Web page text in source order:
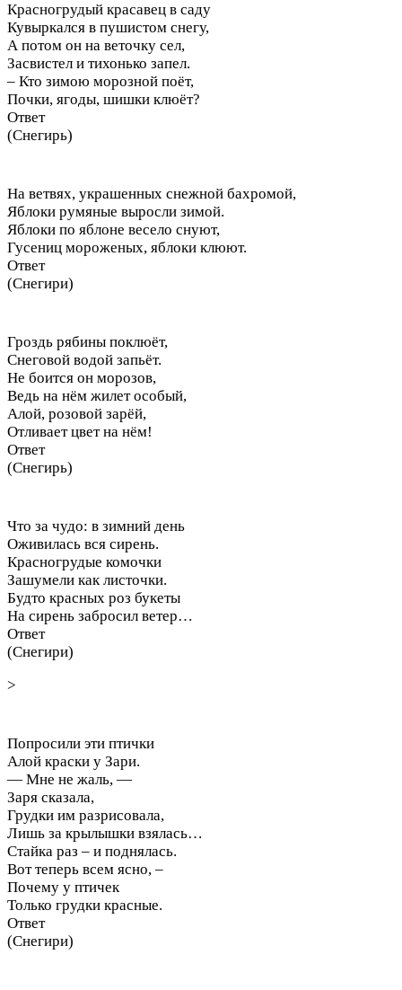
Красногрудый красавец в саду
Кувыркался в пушистом снегу,
А потом он на веточку сел,
Засвистел и тихонько запел.
– Кто зимою морозной поёт,
Почки, ягоды, шишки клюёт?
Ответ
(Снегирь)
На ветвях, украшенных снежной бахромой,
Яблоки румяные выросли зимой.
Яблоки по яблоне весело снуют,
Гусениц мороженых, яблоки клюют.
Ответ
(Снегири)
Гроздь рябины поклюёт,
Снеговой водой запьёт.
Не боится он морозов,
Ведь на нём жилет особый,
Алой, розовой зарёй,
Отливает цвет на нём!
Ответ
(Снегирь)
Что за чудо: в зимний день
Оживилась вся сирень.
Красногрудые комочки
Зашумели как листочки.
Будто красных роз букеты
На сирень забросил ветер…
Ответ
(Снегири)
>
Попросили эти птички
Алой краски у Зари.
— Мне не жаль, —
Заря сказала,
Грудки им разрисовала,
Лишь за крылышки взялась…
Стайка раз – и поднялась.
Вот теперь всем ясно, –
Почему у птичек
Только грудки красные.
Ответ
(Снегири)